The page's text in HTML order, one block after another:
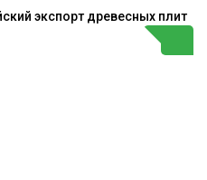
экспорт древесных плит